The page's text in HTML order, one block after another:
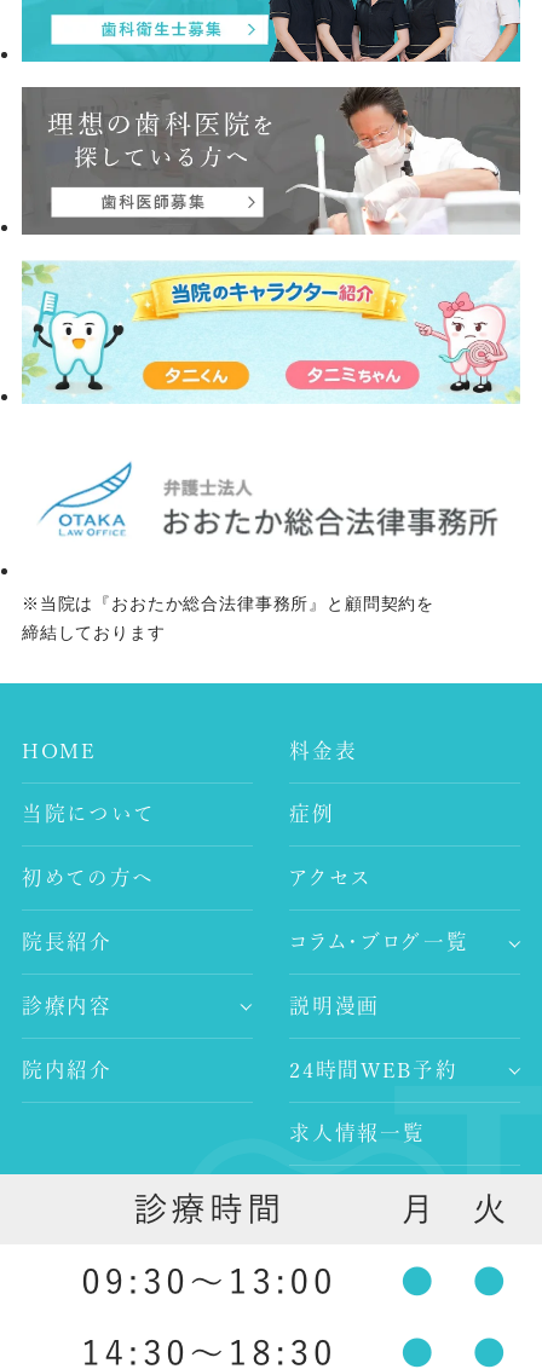
お話もよく耳にします。まずは医科でしっ
かりとした診断（重症度の判定）と治療方
科医院が装置の製作と長期的な管理（メン
テナンス）を担当するという連携をとりま
す。 当院でも、睡眠時無呼吸症候群治療用
のスリープスプリントを作成しておりま
呼吸が気になる方、また医科からのご紹介
をご希望の方は、何なりと当院までお申し
付けください。 歯科医師 鈴木 孝美 谷村
歯科医院 ネット予約はこちらから 〒157-
https://tanimurashika.jp/ Googleマップ：
https://maps.app.goo.gl/oAfUwBSwhy8V7bcp7
※当院は『おおたか総合法律事務所』と顧問契約を
締結しております
HOME
当院について
初めての方へ
院長紹介
診療内容
-入れ歯治療
院内紹介
料金表
症例
アクセス
コラム・ブログ一覧
-院長ブログ
説明漫画
24時間WEB予約
求人情報一覧
-歯科衛生士求人
祖師ヶ谷大蔵の歯医者 ｜ 谷村歯科医院 祖師ヶ谷大蔵